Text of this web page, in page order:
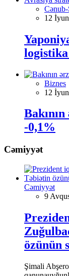
12
logistika
Biznes
12
-0,1%
Cəmiyyət
Cəmiyyət
9
özünün
Şimali